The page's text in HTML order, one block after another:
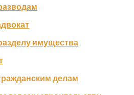
имущества
делам